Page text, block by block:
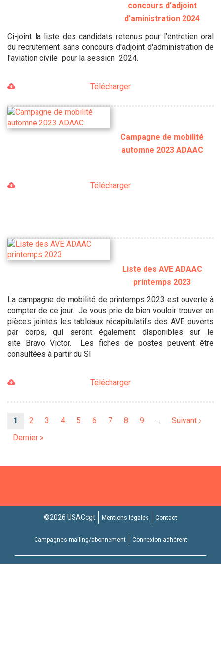
concours d'adjoint
d'aministration 2024
Ci-joint la liste des candidats retenus pour l'entretien oral
du recrutement sans concours d'adjoint d'administration de
l'aviation civile pour la session 2024.
Télécharger
Campagne de mobilité
automne 2023 ADAAC
Télécharger
Liste des AVE ADAAC
printemps 2023
La campagne de mobilité de printemps 2023 est ouverte à
compter de ce jour. Je vous prie de bien vouloir trouver en
pièces jointes les tableaux récapitulatifs des AVE ouverts
par corps, qui seront également disponibles sur le
site Bravo Victor. Les fiches de postes peuvent être
consultées à partir du SI
Télécharger
Page
1 Page
2 Page
3 Page
4 Page
5 Page
6 Page
7 Page
8 Page
9 …
Page
Suivant ›
Dernière
Dernier »
©2026 USACcgt Mentions légales Contact
Campagnes mailing/abonnement Connexion adhérent